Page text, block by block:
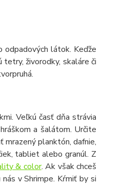
odpadových látok. Keďže
tetry, živorodky, skaláre či
Veľkú časť dňa strávia
a šalátom. Určite
mrazený planktón, dafnie,
tabliet alebo granúl. Z
& color. Ak však chceš
v Shrimpe. Kŕmiť by si